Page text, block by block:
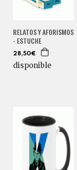
RELATOS Y AFORISMOS
- ESTUCHE
28,50€
disponible